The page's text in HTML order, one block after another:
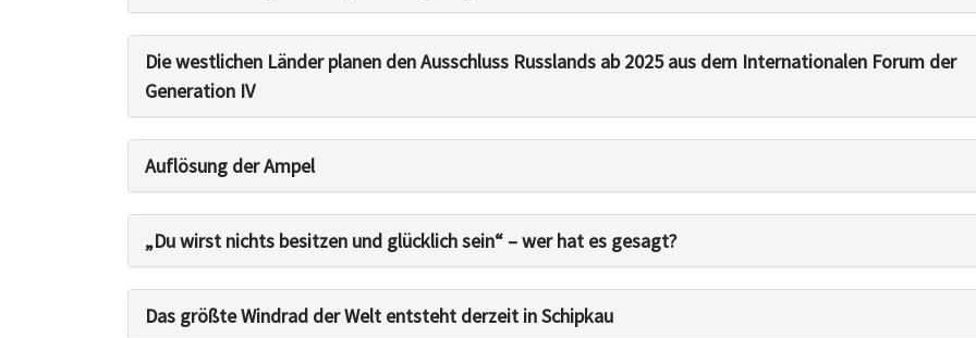
Die westlichen Länder planen den Ausschluss Russlands ab 2025 aus dem Internationalen Forum der
Generation IV
Auflösung der Ampel
„Du wirst nichts besitzen und glücklich sein“ – wer hat es gesagt?
Das größte Windrad der Welt entsteht derzeit in Schipkau